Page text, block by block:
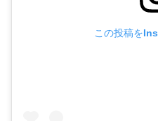
この投稿を